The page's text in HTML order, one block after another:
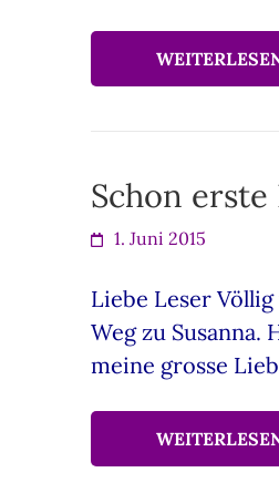
Schon
1. Juni 2015
Liebe Leser
Weg zu Susanna.
meine grosse